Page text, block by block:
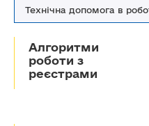
Технічна допомога в
Алгоритми
роботи з
реєстрами